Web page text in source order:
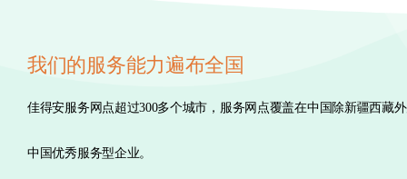
我们的服务能力遍布全国
佳得安服务网点超过300多个城市，服务网点覆盖在中国除新疆西藏
中国优秀服务型企业。